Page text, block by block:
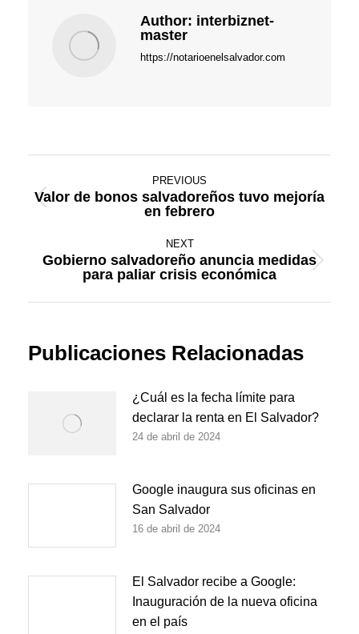
Author: interbiznet-
master
https://notarioenelsalvador.com
navigationPREVIOUS
Previous
Valor de bonos salvadoreños tuvo mejoría
en febrero
NEXT
Next
Gobierno salvadoreño anuncia medidas
para paliar crisis económica
Publicaciones Relacionadas
¿Cuál es la fecha límite para
declarar la renta en El Salvador?
24 de abril de 2024
Google inaugura sus oficinas en
San Salvador
16 de abril de 2024
El Salvador recibe a Google:
Inauguración de la nueva oficina
en el país